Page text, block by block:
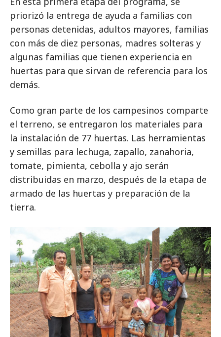
priorizó la entrega de ayuda a familias con
personas detenidas, adultos mayores, familias
con más de diez personas, madres solteras y
algunas familias que tienen experiencia en
huertas para que sirvan de referencia para los
demás.
Como gran parte de los campesinos comparte
el terreno, se entregaron los materiales para
la instalación de 77 huertas. Las herramientas
y semillas para lechuga, zapallo, zanahoria,
tomate, pimienta, cebolla y ajo serán
distribuidas en marzo, después de la etapa de
armado de las huertas y preparación de la
tierra.